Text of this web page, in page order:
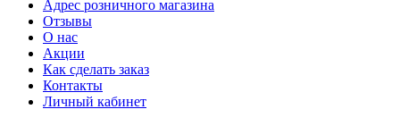
Адрес розничного магазина
Отзывы
О нас
Акции
Как сделать заказ
Контакты
Личный кабинет